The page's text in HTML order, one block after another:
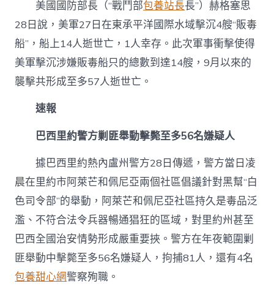
美國國防部長（“戰鬥部包養站長長”）赫格塞思
28日說，美軍27日在東承平洋國際水域擊沉4艘“販毒
船”，船上14人逝世亡，1人幸存。此次軍事衝擊使得
美軍擊沉涉嫌販毒船只的總數到達14艘，9月以來的
襲擊共形成至多57人逝世亡。
速報
巴西里約警方剿匪舉動擊斃至多56名嫌疑人
據巴西里約熱內盧州警方28日傳遞，警方當日凌
晨在里約市阿萊芒和佩尼亞兩個社區倡議針對黑幫“白
色司令部”的舉動，阿萊芒和佩尼亞社區持久是毒品泛
濫、不符合法令兵器暢通猖狂的區域，對里約州甚至
巴西全國治安情勢形成嚴重要挾。警方在年夜範圍剿
匪舉動中擊斃至多56名嫌疑人，拘捕81人，還有4名
包養甜心網警察殉職。